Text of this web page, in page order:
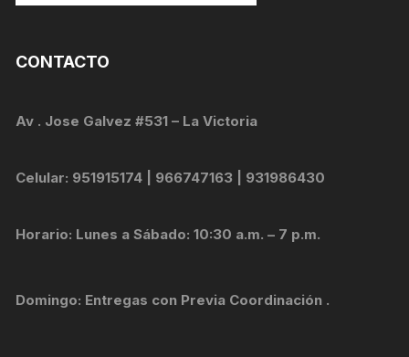
CONTACTO
Av . Jose Galvez #531 – La Victoria
Celular: 951915174 | 966747163 | 931986430
Horario: Lunes a Sábado: 10:30 a.m. – 7 p.m.
Domingo: Entregas con Previa Coordinación .